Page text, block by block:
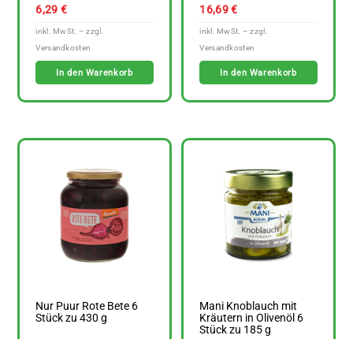
6,29 €
In den Warenkorb
16,69€
In den Warenkorb
Nur Puur Rote Bete 6
Stück zu 430 g
Mani Knoblauch mit
Kräutern in Olivenöl 6
Stück zu 185 g